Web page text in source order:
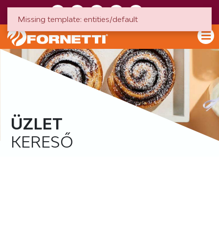
ÜZLET
KERESŐ
Missing template: entities/default